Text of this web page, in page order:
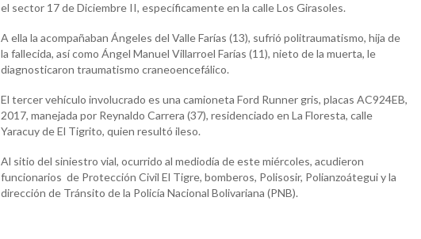
el sector 17 de Diciembre II, específicamente en la calle Los Girasoles.
A ella la acompañaban Ángeles del Valle Farías (13), sufrió politraumatismo, hija de
la fallecida, así como Ángel Manuel Villarroel Farías (11), nieto de la muerta, le
diagnosticaron traumatismo craneoencefálico.
El tercer vehículo involucrado es una camioneta Ford Runner gris, placas AC924EB,
2017, manejada por Reynaldo Carrera (37), residenciado en La Floresta, calle
Yaracuy de El Tigrito, quien resultó ileso.
Al sitio del siniestro vial, ocurrido al mediodía de este miércoles, acudieron
funcionarios de Protección Civil El Tigre, bomberos, Polisosir, Polianzoátegui y la
dirección de Tránsito de la Policía Nacional Bolivariana (PNB).